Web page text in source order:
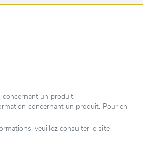
concernant un produit.
concernant un produit. Pour en
veuillez consulter le site